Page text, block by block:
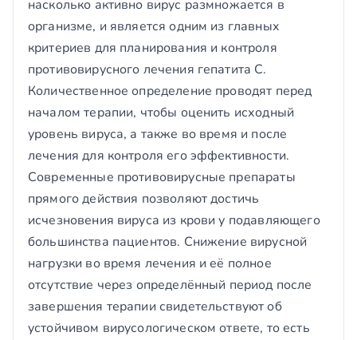
насколько активно вирус размножается в
организме, и является одним из главных
критериев для планирования и контроля
противовирусного лечения гепатита С.
Количественное определение проводят перед
началом терапии, чтобы оценить исходный
уровень вируса, а также во время и после
лечения для контроля его эффективности.
Современные противовирусные препараты
прямого действия позволяют достичь
исчезновения вируса из крови у подавляющего
большинства пациентов. Снижение вирусной
нагрузки во время лечения и её полное
отсутствие через определённый период после
завершения терапии свидетельствуют об
устойчивом вирусологическом ответе, то есть